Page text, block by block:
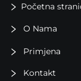
Početna
O Nama
Primjena
Kontakt